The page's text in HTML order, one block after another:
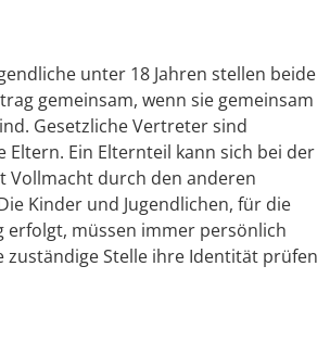
unter 18 Jahren stellen beide
gemeinsam, wenn sie gemeinsam
Gesetzliche Vertreter sind
Eltern. Ein Elternteil kann sich bei der
Vollmacht durch den anderen
Kinder und Jugendlichen, für die
erfolgt, müssen immer persönlich
zuständige Stelle ihre Identität prüfen